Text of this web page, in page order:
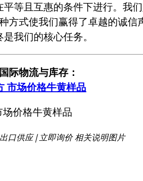
平等且互惠的条件下进行。我
方式使我们赢得了卓越的诚信
我们的核心任务。
际物流与库存：
市场价格牛黄样品
口供应 | 立即询价 相关说明图片